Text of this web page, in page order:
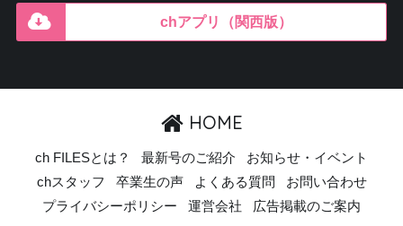
chアプリ（関西版）
HOME
ch FILESとは？ 最新号のご紹介
お知らせ・イベント
chスタッフ
卒業生の声 よくある質問
お問い合わせ
プライバシーポリシー
運営会社 広告掲載のご案内